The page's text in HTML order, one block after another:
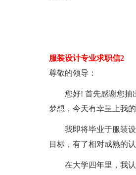
服装设计专业求职信2
尊敬的领导：
您好! 首先感谢您抽出
梦想，今天有幸呈上我
我即将毕业于服装设
目标，有了相对成熟的认
在大学四年里，我认